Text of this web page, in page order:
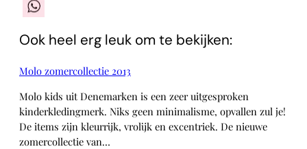
Ook heel erg leuk om te bekijken:
Molo zomercollectie 2013
Molo kids uit Denemarken is een zeer uitgesproken
kinderkledingmerk. Niks geen minimalisme, opvallen zul je!
De items zijn kleurrijk, vrolijk en excentriek. De nieuwe
zomercollectie van…